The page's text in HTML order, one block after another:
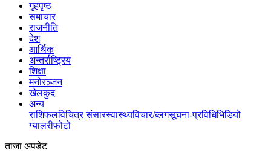
गृहपृष्ठ
समाचार
राजनीति
देश
आर्थिक
अन्तर्राष्ट्रिय
शिक्षा
मनोरञ्जन
खेलकुद
अन्य
राशिफलविचित्र संसारस्वास्थ्यविचार/ब्लगसूचना-प्रविधिभिडियो
ग्यालरीफोटो
ताजा अपडेट